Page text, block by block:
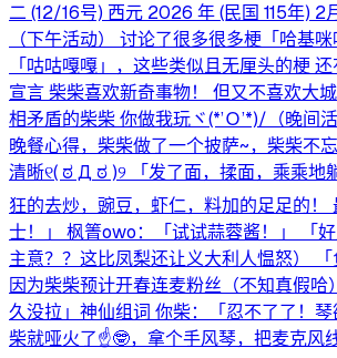
二 (12/16号) 西元 2026 年 (民国 115年) 2
（下午活动） 讨论了很多很多梗「哈基咪
「咕咕嘎嘎」，这些类似且无厘头的梗
宣言 柴柴喜欢新奇事物！ 但又不喜欢大
相矛盾的柴柴 你做我玩ヾ⁠(⁠*⁠’⁠Ｏ⁠’⁠*⁠)⁠/（晚间
晚餐心得，柴柴做了一个披萨~，柴柴不
清晰୧⁠(⁠ ⁠ಠ⁠ ⁠Д⁠ ⁠ಠ⁠ ⁠)⁠୨ 「发了面，揉面，乘乘地
狂的去炒，豌豆，虾仁，料加的足足的！
士！」 枫箐owo：「试试蒜蓉酱！」 「
主意？？这比凤梨还让义大利人愠怒） 「
因为柴柴预计开春连麦粉丝（不知真假哈
久没拉」神仙组词 你柴：「忍不了了！
柴就哑火了☝️🤓，拿个手风琴，把麦克风